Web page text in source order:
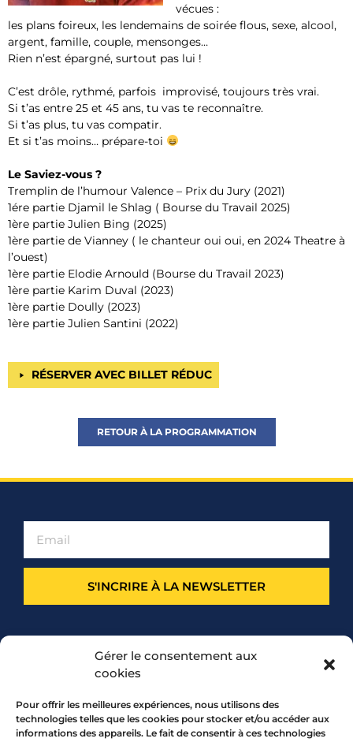
Gérer le consentement aux
cookies
Pour offrir les meilleures expériences, nous utilisons des
technologies telles que les cookies pour stocker et/ou accéder aux
informations des appareils. Le fait de consentir à ces technologies
vécues :
les plans foireux, les lendemains de soirée flous, sexe, alcool,
argent, famille, couple, mensonges…
Rien n’est épargné, surtout pas lui !
C’est drôle, rythmé, parfois improvisé, toujours très vrai.
Si t’as entre 25 et 45 ans, tu vas te reconnaître.
Si t’as plus, tu vas compatir.
Et si t’as moins… prépare-toi
Le Saviez-vous ?
Tremplin de l’humour Valence – Prix du Jury (2021)
1ére partie Djamil le Shlag ( Bourse du Travail 2025)
1ère partie Julien Bing (2025)
1ère partie de Vianney ( le chanteur oui oui, en 2024 Theatre à
l’ouest)
1ère partie Elodie Arnould (Bourse du Travail 2023)
1ère partie Karim Duval (2023)
1ère partie Doully (2023)
1ère partie Julien Santini (2022)
RÉSERVER AVEC BILLET RÉDUC
RETOUR À LA PROGRAMMATION
S'INCRIRE À LA NEWSLETTER